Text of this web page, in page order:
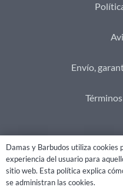
Envío,
2021 ©
Damas y Barbudos utiliza cookies
experiencia del usuario para
sitio web. Esta política explica
se administran las cookies.